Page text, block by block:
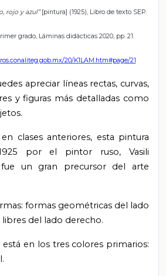
rojo y azul” [pintura] (1925), Libro de texto SEP.
grado, Láminas didácticas 2020, pp. 21.
20/K1LAM.htm#page/21
apreciar líneas rectas, curvas,
y figuras más detalladas como
clases anteriores, esta pintura
por el pintor ruso, Vasili
fue un gran precursor del arte
formas geométricas del lado
del lado derecho.
está en los tres colores primarios: